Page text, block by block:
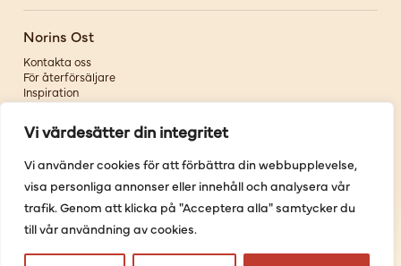
Vi värdesätter din integritet
Vi använder cookies för att förbättra din webbupplevelse,
visa personliga annonser eller innehåll och analysera vår
trafik. Genom att klicka på "Acceptera alla" samtycker du
till vår användning av cookies.
Norins Ost
Kontakta oss
För återförsäljare
Inspiration
Om oss
Följ oss
Facebook
Instagram
Youtube